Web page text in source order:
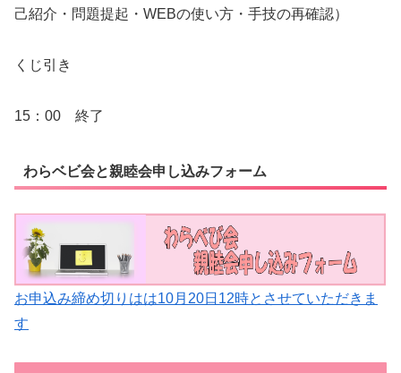
己紹介・問題提起・WEBの使い方・手技の再確認）
くじ引き
15：00 終了
わらベビ会と親睦会申し込みフォーム
お申込み締め切りはは10月20日12時とさせていただきま
す